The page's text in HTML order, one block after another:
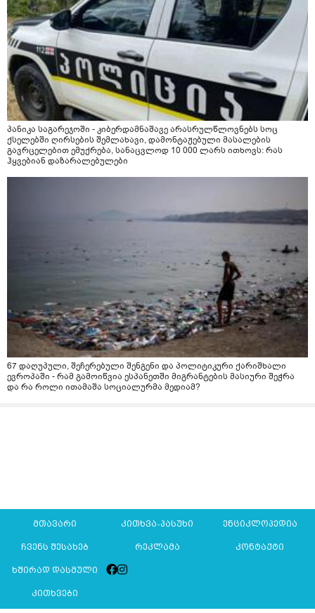
პანიკა საგარეჯოში - კიბერდამნაშავე არასრულწლოვნებს სოც
ქსელებში ღირსების შემლახავი, დამონტაჟებული მასალების
გავრცელებით ემუქრება, სანაცვლოდ 10 000 ლარს ითხოვს: რას
ჰყვებიან დაზარალებულები
67 დაღუპული, შეჩერებული შენგენი და პოლიტიკური ქარიშხალი
ევროპაში - რამ გამოიწვია ესპანეთში მიგრანტების მასიური შეჭრა
და რა როლი ითამაშა სოციალურმა მედიამ?
მთავარი კითხვა-პასუხი ენციკლოპედია
ჩვენს შესახებ რეკლამა კონტაქტი
ხშირად დასმული
კითხვები